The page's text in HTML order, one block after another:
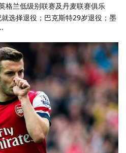
格兰低级别联赛及丹麦联赛俱乐
选择退役；巴克斯特29岁退役；墨